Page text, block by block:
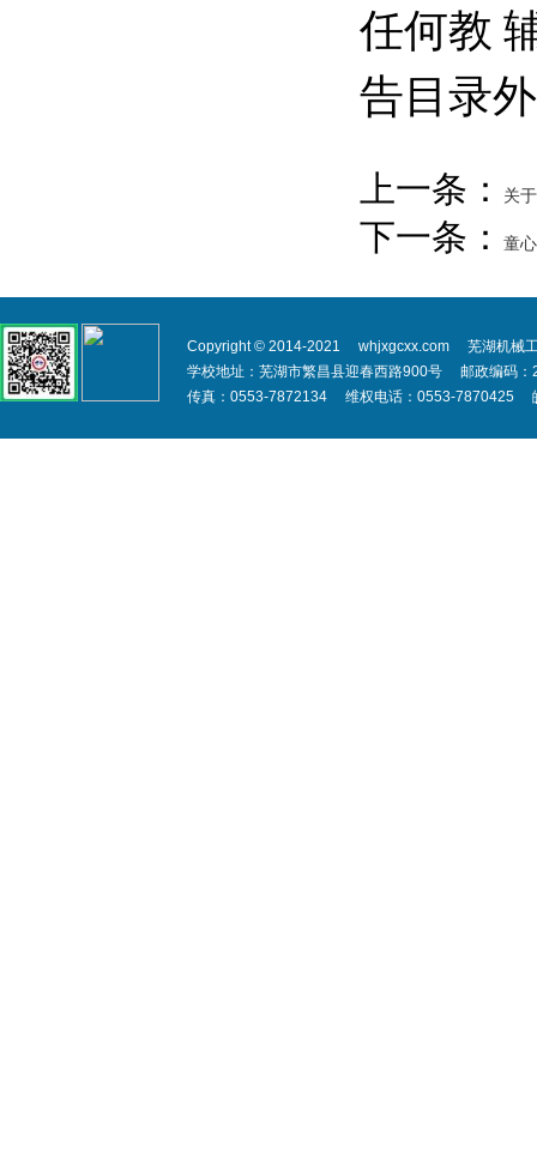
任何教
告目录
上一条： 关
下一条： 童
Copyright © 2014-2021 whjxgcxx.com 芜湖机
学校地址：芜湖市繁昌县迎春西路900号 邮政编
传真：0553-7872134 维权电话：0553-7870425